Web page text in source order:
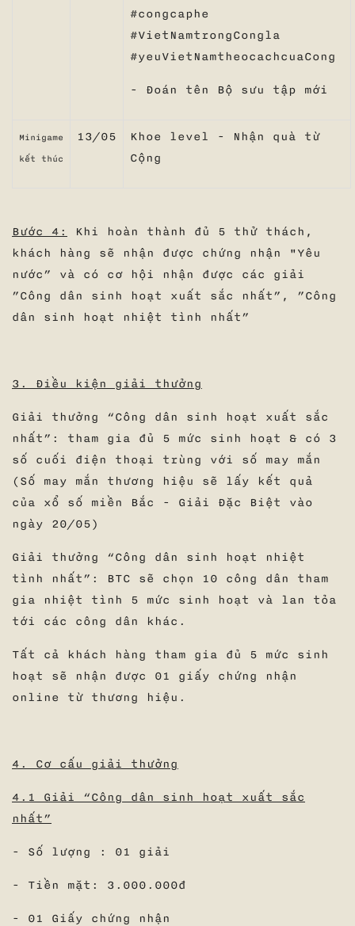
#congcaphe
#VietNamtrongCongla
#yeuVietNamtheocachcuaCong
- Đoán tên Bộ sưu tập mới
Minigame
kết thúc
13/05 Khoe level - Nhận quà
từ
Cộng
Bước 4:
Khi hoàn thành đủ 5 thử thách,
khách hàng sẽ nhận được chứng nhận "Yêu
nước” và có cơ hội nhận được các giải
”Công dân sinh hoạt xuất sắc nhất”, ”Công
dân sinh hoạt nhiệt tình nhất”
3. Điều kiện giải thưởng
Giải thưởng “Công dân sinh hoạt xuất sắc
nhất”: tham gia đủ 5 mức sinh hoạt & có 3
số cuối điện thoại trùng với số may mắn
(Số may mắn thương hiệu sẽ lấy kết quả
của xổ số miền Bắc - Giải Đặc Biệt vào
ngày 20/05)
Giải thưởng “Công dân sinh hoạt nhiệt
tình nhất”: BTC sẽ chọn 10 công dân tham
gia nhiệt tình 5 mức sinh hoạt và lan tỏa
tới các công dân khác.
Tất cả khách hàng tham gia đủ 5 mức sinh
hoạt sẽ nhận được 01 giấy chứng nhận
online từ thương hiệu.
4. Cơ cấu giải thưởng
4.1 Giải “Công dân sinh hoạt xuất sắc
nhất”
- Số lượng : 01 giải
- Tiền mặt: 3.000.000đ
- 01 Giấy chứng nhận